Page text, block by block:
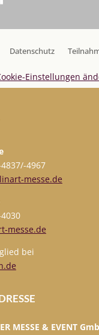
Datenschutz
Einstellungen
4837/-4967
messe.de
messe.de
bei
MESSE & EVENT